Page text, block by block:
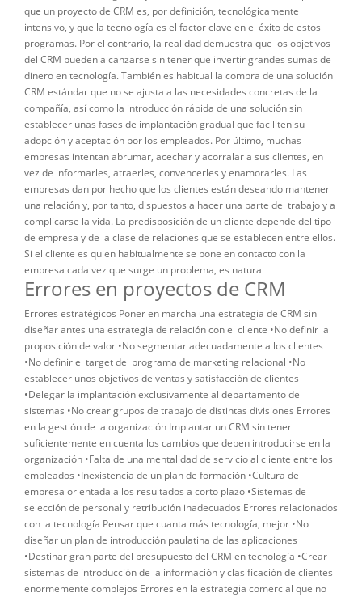
Errores en proyectos de CRM
Errores estratégicos Poner en marcha una estrategia de CRM sin
diseñar antes una estrategia de relación con el cliente •No definir la
proposición de valor •No segmentar adecuadamente a los clientes
•No definir el target del programa de marketing relacional •No
establecer unos objetivos de ventas y satisfacción de clientes
•Delegar la implantación exclusivamente al departamento de
sistemas •No crear grupos de trabajo de distintas divisiones Errores
en la gestión de la organización Implantar un CRM sin tener
suficientemente en cuenta los cambios que deben introducirse en la
organización •Falta de una mentalidad de servicio al cliente entre los
empleados •Inexistencia de un plan de formación •Cultura de
empresa orientada a los resultados a corto plazo •Sistemas de
selección de personal y retribución inadecuados Errores relacionados
con la tecnología Pensar que cuanta más tecnología, mejor •No
diseñar un plan de introducción paulatina de las aplicaciones
•Destinar gran parte del presupuesto del CRM en tecnología •Crear
sistemas de introducción de la información y clasificación de clientes
enormemente complejos Errores en la estrategia comercial que no